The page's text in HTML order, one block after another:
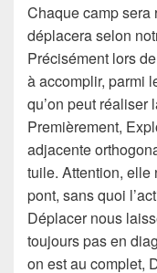
Chaque camp sera
déplacera selon
Précisément lors
à accomplir, parmi
qu’on peut réaliser
Premièrement,
adjacente
tuile. Attention, elle
pont, sans quoi
Déplacer nous
toujours pas en
on est au complet,